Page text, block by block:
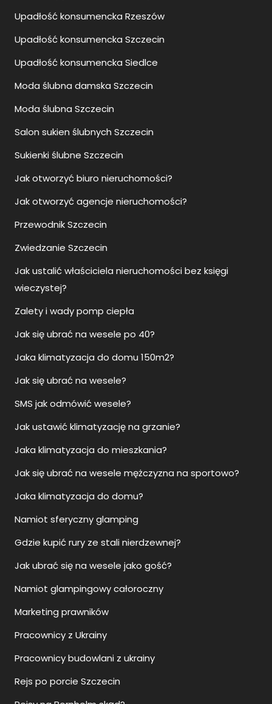
Upadłość konsumencka Rzeszów
Upadłość konsumencka Szczecin
Upadłość konsumencka Siedlce
Moda ślubna damska Szczecin
Moda ślubna Szczecin
Salon sukien ślubnych Szczecin
Sukienki ślubne Szczecin
Jak otworzyć biuro nieruchomości?
Jak otworzyć agencje nieruchomości?
Przewodnik Szczecin
Zwiedzanie Szczecin
Jak ustalić właściciela nieruchomości bez księgi
wieczystej?
Zalety i wady pomp ciepła
Jak się ubrać na wesele po 40?
Jaka klimatyzacja do domu 150m2?
Jak się ubrać na wesele?
SMS jak odmówić wesele?
Jak ustawić klimatyzację na grzanie?
Jaka klimatyzacja do mieszkania?
Jak się ubrać na wesele mężczyzna na sportowo?
Jaka klimatyzacja do domu?
Namiot sferyczny glamping
Gdzie kupić rury ze stali nierdzewnej?
Jak ubrać się na wesele jako gość?
Namiot glampingowy całoroczny
Marketing prawników
Pracownicy z Ukrainy
Pracownicy budowlani z ukrainy
Rejs po porcie Szczecin